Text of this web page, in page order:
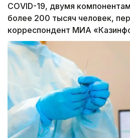
CОVID-19, двумя
более 200 тысяч человек,
корреспондент МИА